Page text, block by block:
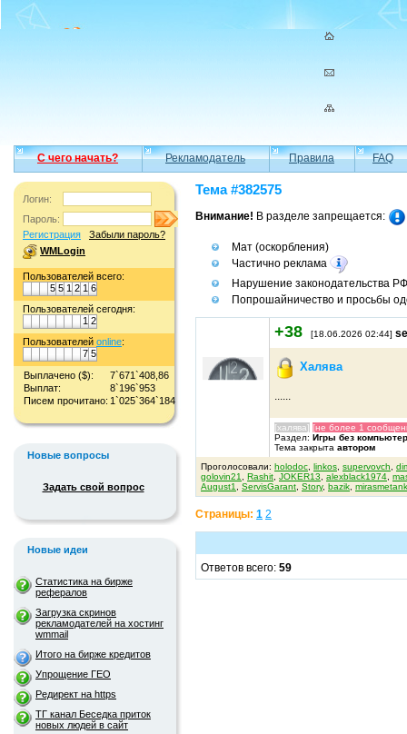
С чего начать? Рекламодатель Правила FAQ
Логин:
Пароль:
Регистрация
Забыли пароль?
WMLogin
Пользователей всего:
5 5 1 2 1 6
Пользователей сегодня:
1 2
Пользователей online:
7 5
Выплачено ($):
7`671`408,86
Выплат:
8`196`953
Писем прочитано: 1`025`364`184
Новые вопросы
Задать свой вопрос
Новые идеи
Статистика на бирже
рефералов
Загрузка скринов
рекламодателей на хостинг
wmmail
Итого на бирже кредитов
Упрощение ГЕО
Редирект на https
ТГ канал Беседка приток
новых людей в сайт
Тема #382575
Внимание! В разделе запрещается:
Мат (оскорбления)
Частично реклама
Нарушение законодательства РФ
Попрошайничество и просьбы
+38 [18.06.2026 02:44]
Халява
......
[халява] [не более 1
Раздел: Игры без
Тема закрыта автором
Проголосовали: holodoc linkos supervovch
golovin21
Rashit JOKER13 alexblack1974
August1
ServisGarant Story, bazik
Страницы: 1 2
Ответов всего: 59